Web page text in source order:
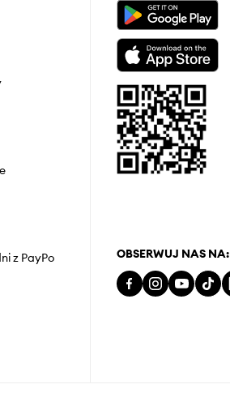
z PayPo
OBSERWUJ NAS NA: